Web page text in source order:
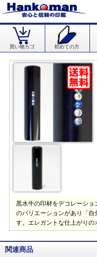
買い物カゴ 初めての方
黒水牛の印材をデコレーシ
のバリエーションがあり「自
す。エレガントな仕上がりの
関連商品